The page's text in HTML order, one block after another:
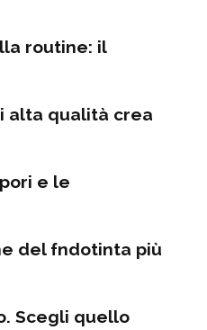
routine: il
alta qualità crea
e le
del fndotinta più
Scegli quello